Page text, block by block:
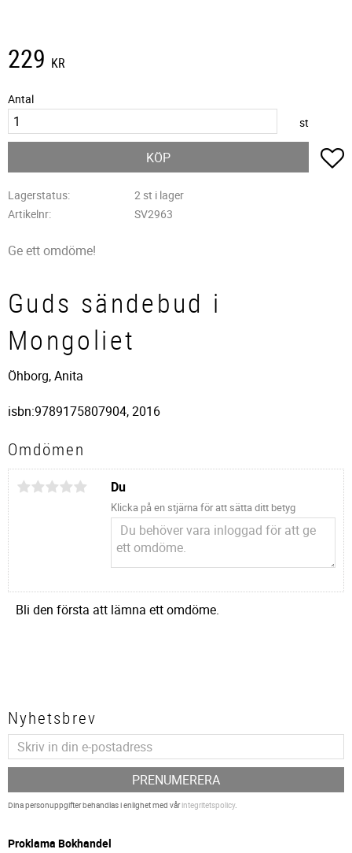
229 KR
Antal
st
KÖP
Lagerstatus
2 st i lager
Artikelnr
SV2963
Ge ett omdöme!
Guds sändebud i
Mongoliet
Öhborg, Anita
isbn:9789175807904, 2016
Omdömen
Du
Klicka på en stjärna för att sätta ditt betyg
Bli den första att lämna ett omdöme.
Nyhetsbrev
PRENUMERERA
Dina personuppgifter behandlas i enlighet med vårintegritetspolicy.
Proklama Bokhandel